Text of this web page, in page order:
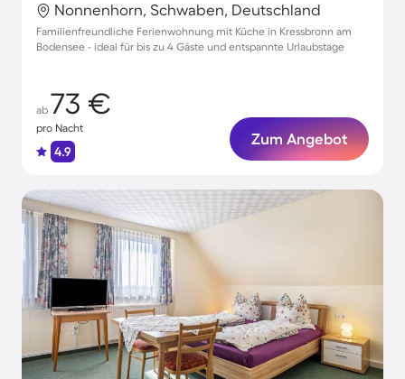
Nonnenhorn, Schwaben, Deutschland
Familienfreundliche Ferienwohnung mit Küche in Kressbronn am
Bodensee - ideal für bis zu 4 Gäste und entspannte Urlaubstage
ab 73 €
pro Nacht
4.9
Zum Angebot